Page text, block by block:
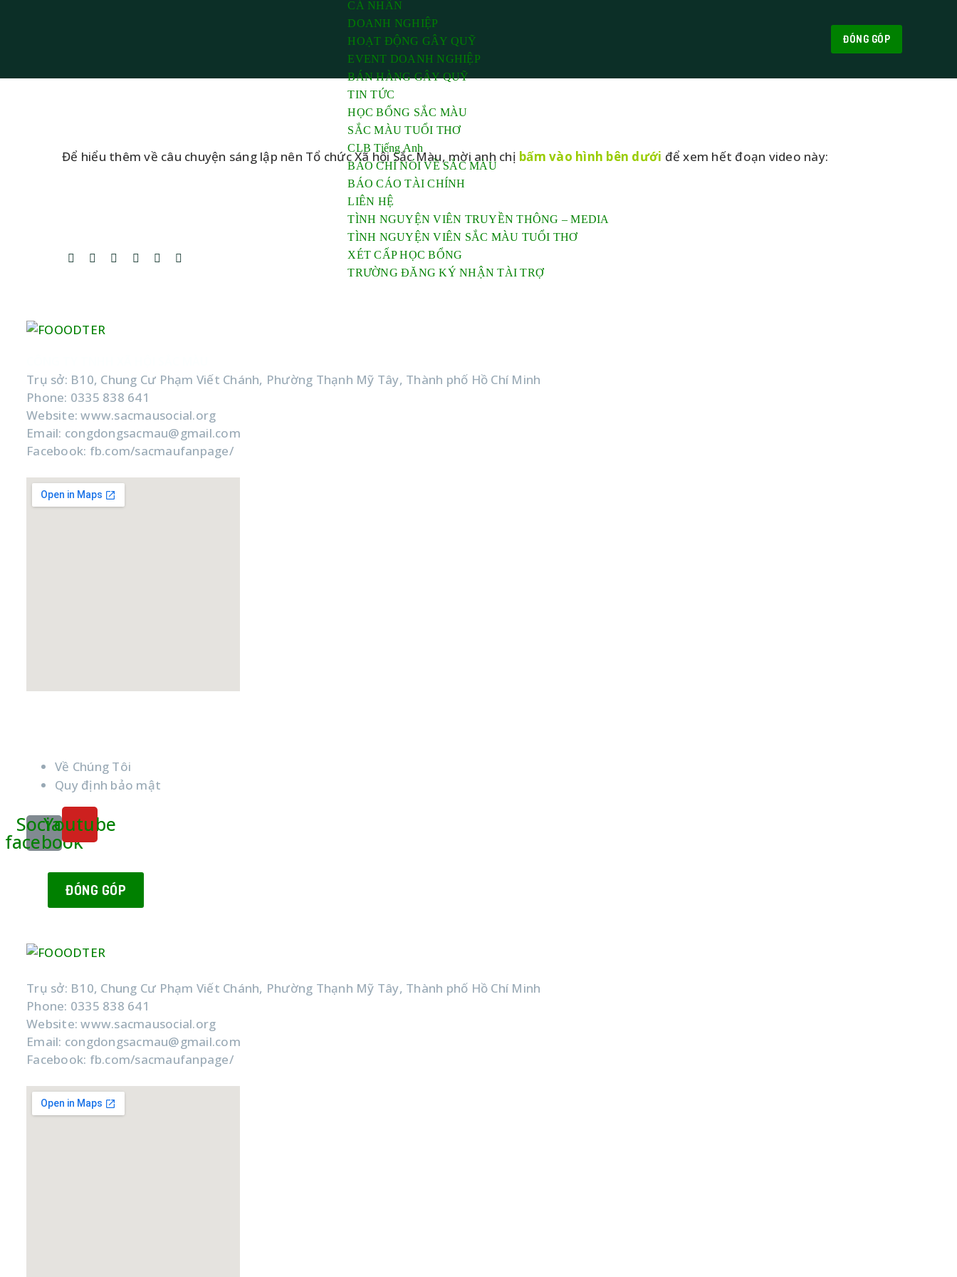
CÁ NHÂN
DOANH NGHIỆP
HOẠT ĐỘNG GÂY QUỸ
EVENT DOANH NGHIỆP
BÁN HÀNG GÂY QUỸ
TIN TỨC
HỌC BỔNG SẮC MÀU
SẮC MÀU TUỔI THƠ
CLB Tiếng Anh
BÁO CHÍ NÓI VỀ SẮC MÀU
BÁO CÁO TÀI CHÍNH
LIÊN HỆ
TÌNH NGUYỆN VIÊN TRUYỀN THÔNG – MEDIA
TÌNH NGUYỆN VIÊN SẮC MÀU TUỔI THƠ
XÉT CẤP HỌC BỔNG
TRƯỜNG ĐĂNG KÝ NHẬN TÀI TRỢ
ĐÓNG GÓP
Để hiểu thêm về câu chuyện sáng lập nên Tổ chức Xã hội Sắc Màu, mời anh chị bấm vào hình bên dưới để xem hết đoạn video này:
Trụ sở: B10, Chung Cư Phạm Viết Chánh, Phường Thạnh Mỹ Tây, Thành phố Hồ Chí Minh
Phone: 0335 838 641
Website: www.sacmausocial.org
Email: congdongsacmau@gmail.com
Facebook: fb.com/sacmaufanpage/
Về Chúng Tôi
Quy định bảo mật
Social-
facebook
Youtube
ĐÓNG GÓP
Trụ sở: B10, Chung Cư Phạm Viết Chánh, Phường Thạnh Mỹ Tây, Thành phố Hồ Chí Minh
Phone: 0335 838 641
Website: www.sacmausocial.org
Email: congdongsacmau@gmail.com
Facebook: fb.com/sacmaufanpage/